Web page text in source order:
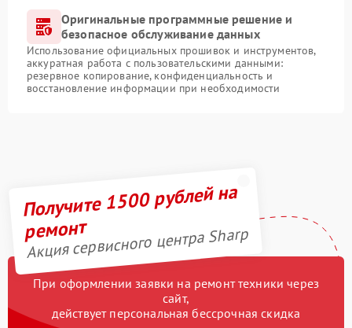
Оригинальные программные решение и
безопасное обслуживание данных
Использование официальных прошивок и инструментов,
аккуратная работа с пользовательскими данными:
резервное копирование, конфиденциальность и
восстановление информации при необходимости
Получите 1500 рублей на
ремонт
Акция сервисного центра Sharp
При оформлении заявки на ремонт техники через
сайт,
действует персональная бессрочная скидка